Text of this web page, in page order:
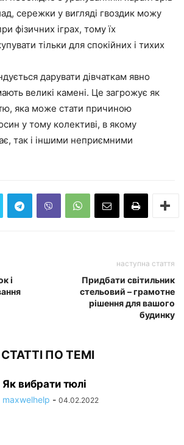
сережки у вигляді гвоздик можу
фізичних іграх, тому їх
тільки для спокійних і тихих
дарувати дівчаткам явно
великі камені. Це загрожує як
яка може стати причиною
у тому колективі, в якому
так і іншими неприємними
і
наступна стаття
Придбати світильник
стельовий – грамотне
рішення для вашого
будинку
СТАТТІ ПО ТЕМІ
Як вибрати тюлі
maxwelhelp - 04.02.2022